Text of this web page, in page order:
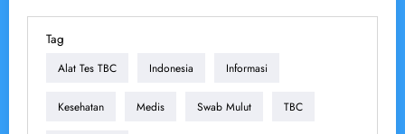
Tag
Alat Tes TBC Indonesia Informasi
Kesehatan Medis Swab Mulut TBC